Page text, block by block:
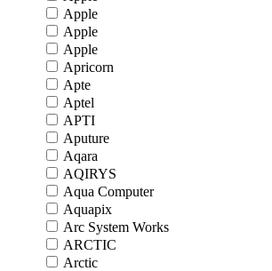
Apple
Apple
Apple
Apricorn
Apte
Aptel
APTI
Aputure
Aqara
AQIRYS
Aqua Computer
Aquapix
Arc System Works
ARCTIC
Arctic